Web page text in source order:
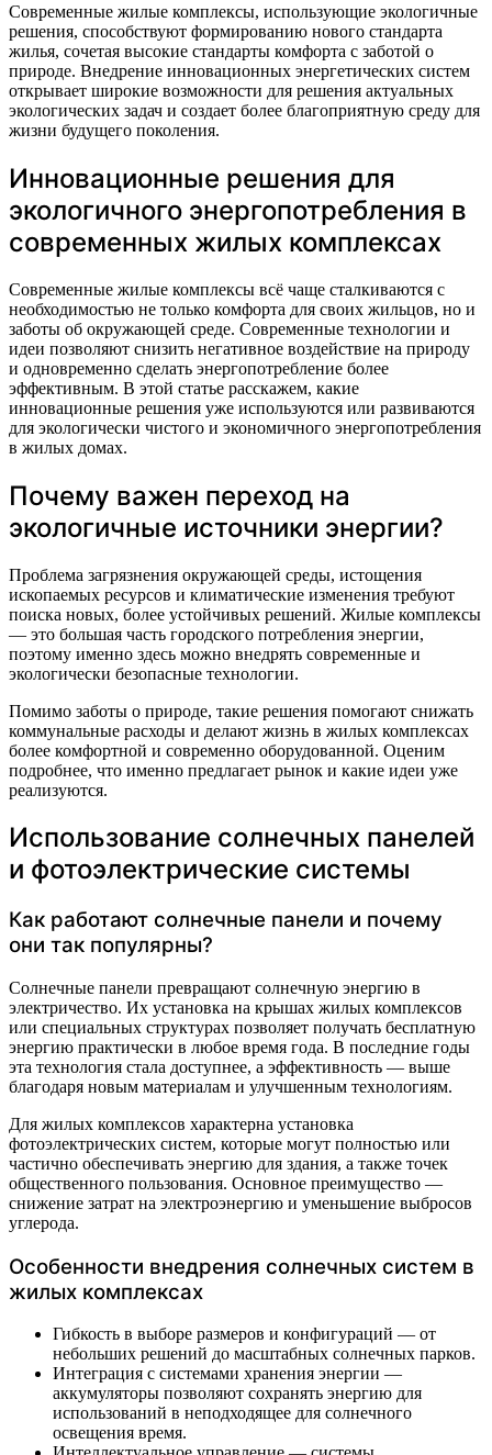
Современные жилые комплексы, использующие экологичные
решения, способствуют формированию нового стандарта
жилья, сочетая высокие стандарты комфорта с заботой о
природе. Внедрение инновационных энергетических систем
открывает широкие возможности для решения актуальных
экологических задач и создает более благоприятную среду для
жизни будущего поколения.
Инновационные решения для
экологичного энергопотребления в
современных жилых комплексах
Современные жилые комплексы всё чаще сталкиваются с
необходимостью не только комфорта для своих жильцов, но и
заботы об окружающей среде. Современные технологии и
идеи позволяют снизить негативное воздействие на природу
и одновременно сделать энергопотребление более
эффективным. В этой статье расскажем, какие
инновационные решения уже используются или развиваются
для экологически чистого и экономичного энергопотребления
в жилых домах.
Почему важен переход на
экологичные источники энергии?
Проблема загрязнения окружающей среды, истощения
ископаемых ресурсов и климатические изменения требуют
поиска новых, более устойчивых решений. Жилые комплексы
— это большая часть городского потребления энергии,
поэтому именно здесь можно внедрять современные и
экологически безопасные технологии.
Помимо заботы о природе, такие решения помогают снижать
коммунальные расходы и делают жизнь в жилых комплексах
более комфортной и современно оборудованной. Оценим
подробнее, что именно предлагает рынок и какие идеи уже
реализуются.
Использование солнечных панелей
и фотоэлектрические системы
Как работают солнечные панели и почему
они так популярны?
Солнечные панели превращают солнечную энергию в
электричество. Их установка на крышах жилых комплексов
или специальных структурах позволяет получать бесплатную
энергию практически в любое время года. В последние годы
эта технология стала доступнее, а эффективность — выше
благодаря новым материалам и улучшенным технологиям.
Для жилых комплексов характерна установка
фотоэлектрических систем, которые могут полностью или
частично обеспечивать энергию для здания, а также точек
общественного пользования. Основное преимущество —
снижение затрат на электроэнергию и уменьшение выбросов
углерода.
Особенности внедрения солнечных систем в
жилых комплексах
Гибкость в выборе размеров и конфигураций — от
небольших решений до масштабных солнечных парков.
Интеграция с системами хранения энергии —
аккумуляторы позволяют сохранять энергию для
использований в неподходящее для солнечного
освещения время.